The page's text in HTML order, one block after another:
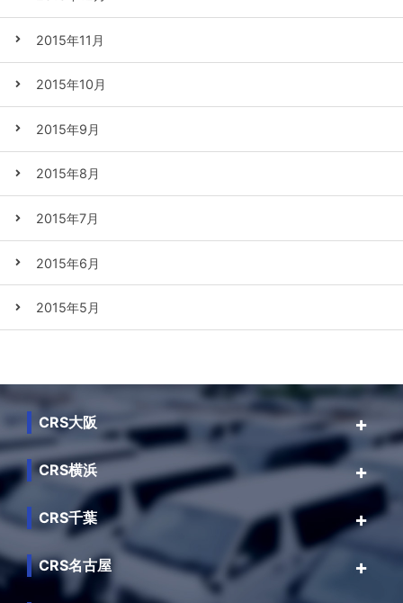
2015年11月
2015年10月
2015年9月
2015年8月
2015年7月
2015年6月
2015年5月
CRS大阪
CRS横浜
CRS千葉
CRS名古屋